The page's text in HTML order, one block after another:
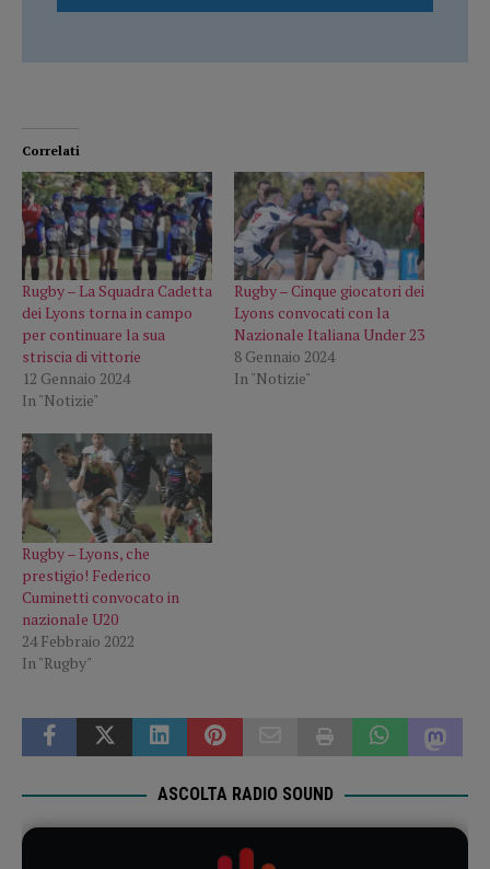
Correlati
Rugby – La Squadra Cadetta
dei Lyons torna in campo
per continuare la sua
striscia di vittorie
12 Gennaio 2024
In "Notizie"
Rugby – Cinque giocatori dei
Lyons convocati con la
Nazionale Italiana Under 23
8 Gennaio 2024
In "Notizie"
Rugby – Lyons, che
prestigio! Federico
Cuminetti convocato in
nazionale U20
24 Febbraio 2022
In "Rugby"
ASCOLTA RADIO SOUND